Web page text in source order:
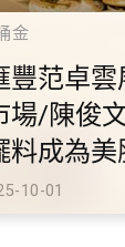
年代
內
節假期
旅遊
10-02